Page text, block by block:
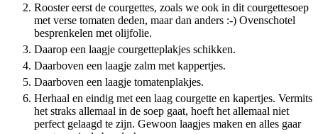
Rooster eerst de courgettes, zoals we ook in dit courgettesoep
met verse tomaten deden, maar dan anders :-) Ovenschotel
besprenkelen met olijfolie.
Daarop een laagje courgetteplakjes schikken.
Daarboven een laagje zalm met kappertjes.
Daarboven een laagje tomatenplakjes.
Herhaal en eindig met een laag courgette en kapertjes. Vermits
het straks allemaal in de soep gaat, hoeft het allemaal niet
perfect gelaagd te zijn. Gewoon laagjes maken en alles gaar